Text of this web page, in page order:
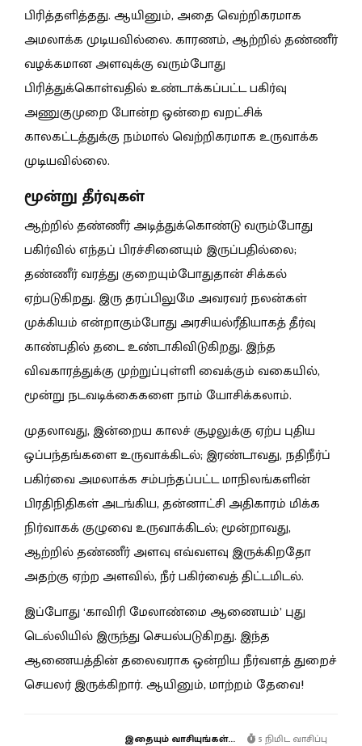
பிரித்தளித்தது.ஆயினும், அதை வெற்றிகரமாக
அமலாக்க முடியவில்லை. காரணம், ஆற்றில் தண்ணீர்
வழக்கமான அளவுக்கு வரும்போது
பிரித்துக்கொள்வதில் உண்டாக்கப்பட்ட பகிர்வு
அணுகுமுறை போன்ற ஒன்றை வறட்சிக்
காலகட்டத்துக்கு நம்மால் வெற்றிகரமாக உருவாக்க
முடியவில்லை.
மூன்று தீர்வுகள்
ஆற்றில் தண்ணீர் அடித்துக்கொண்டு வரும்போது
பகிர்வில் எந்தப் பிரச்சினையும் இருப்பதில்லை;
தண்ணீர் வரத்து குறையும்போதுதான் சிக்கல்
ஏற்படுகிறது. இரு தரப்பிலுமே அவரவர் நலன்கள்
முக்கியம் என்றாகும்போது அரசியல்ரீதியாகத் தீர்வு
காண்பதில் தடை உண்டாகிவிடுகிறது. இந்த
விவகாரத்துக்கு முற்றுப்புள்ளி வைக்கும் வகையில்,
மூன்று நடவடிக்கைகளை நாம் யோசிக்கலாம்.
முதலாவது, இன்றைய காலச் சூழலுக்கு ஏற்ப புதிய
ஒப்பந்தங்களை உருவாக்கிடல்; இரண்டாவது, நதிநீர்ப்
பகிர்வை அமலாக்க சம்பந்தப்பட்ட மாநிலங்களின்
பிரதிநிதிகள் அடங்கிய, தன்னாட்சி அதிகாரம் மிக்க
நிர்வாகக் குழுவை உருவாக்கிடல்; மூன்றாவது,
ஆற்றில் தண்ணீர் அளவு எவ்வளவு இருக்கிறதோ
அதற்கு ஏற்ற அளவில், நீர் பகிர்வைத் திட்டமிடல்.
இப்போது ‘காவிரி மேலாண்மை ஆணையம்’ புது
டெல்லியில் இருந்து செயல்படுகிறது. இந்த
ஆணையத்தின் தலைவராக ஒன்றிய நீர்வளத் துறைச்
செயலர் இருக்கிறார். ஆயினும், மாற்றம் தேவை!
இதையும் வாசியுங்கள்... 5 நிமிட வாசிப்பு